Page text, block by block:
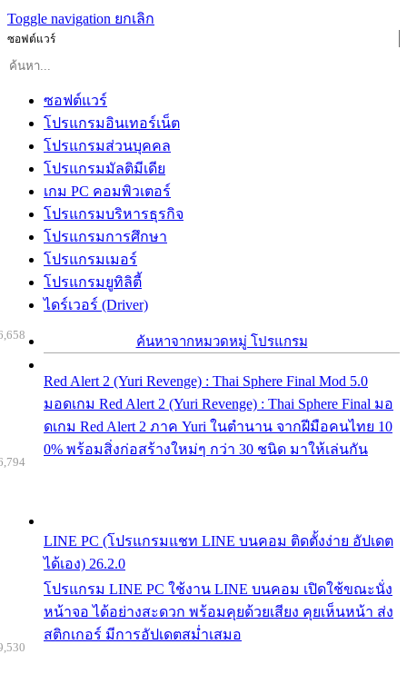
Toggle navigation ยกเลิก
ซอฟต์แวร์
ซอฟต์แวร์
โปรแกรมอินเทอร์เน็ต
โปรแกรมส่วนบุคคล
โปรแกรมมัลติมีเดีย
เกม PC คอมพิวเตอร์
โปรแกรมบริหารธุรกิจ
โปรแกรมการศึกษา
โปรแกรมเมอร์
โปรแกรมยูทิลิตี้
ไดร์เวอร์ (Driver)
ค้นหาจากหมวดหมู่ โปรแกรม
Red Alert 2 (Yuri Revenge) : Thai Sphere Final Mod 5.0
มอดเกม Red Alert 2 (Yuri Revenge) : Thai Sphere Final มอ
ดเกม Red Alert 2 ภาค Yuri ในตำนาน จากฝีมือคนไทย 10
0% พร้อมสิ่งก่อสร้างใหม่ๆ กว่า 30 ชนิด มาให้เล่นกัน
LINE PC (โปรแกรมแชท LINE บนคอม ติดตั้งง่าย อัปเดต
ได้เอง) 26.2.0
โปรแกรม LINE PC ใช้งาน LINE บนคอม เปิดใช้ขณะนั่ง
หน้าจอ ได้อย่างสะดวก พร้อมคุยด้วยเสียง คุยเห็นหน้า ส่ง
สติกเกอร์ มีการอัปเดตสม่ำเสมอ